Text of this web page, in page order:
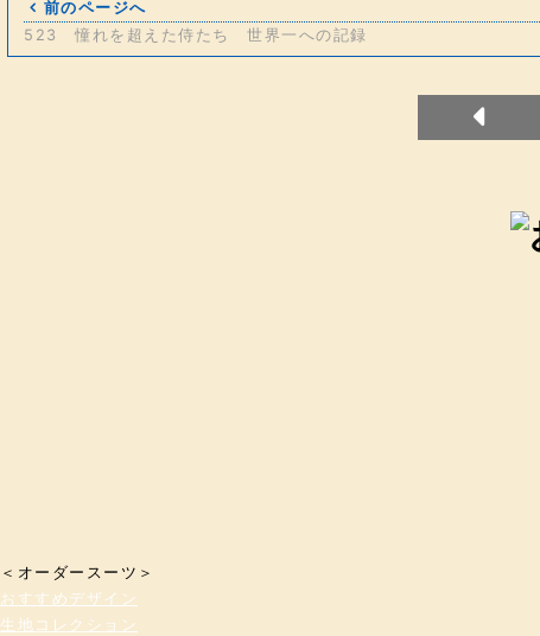
前のページへ
523 憧れを超えた侍たち 世界一への記録
＜オーダースーツ＞
おすすめデザイン
生地コレクション